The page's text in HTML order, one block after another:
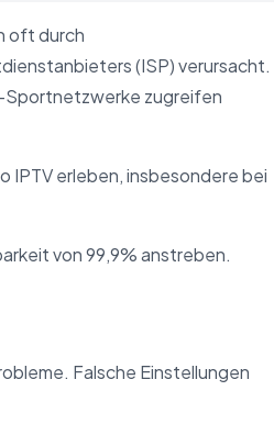
oft durch
(ISP) verursacht.
Sportnetzwerke zugreifen
IPTV erleben, insbesondere bei
von 99,9% anstreben.
Falsche Einstellungen